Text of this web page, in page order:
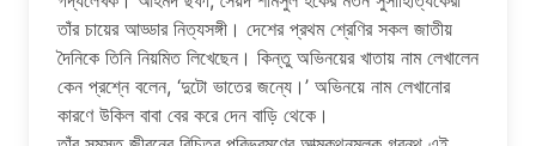
তাঁর চায়ের আড্ডার নিত্যসঙ্গী। দেশের প্রথম শ্রেণির সকল জাতীয়
দৈনিকে তিনি নিয়মিত লিখেছেন। কিন্তু অভিনয়ের খাতায় নাম লেখালেন
কেন প্রশ্নে বলেন, ‘দুটো ভাতের জন্যে।’ অভিনয়ে নাম লেখানোর
কারণে উকিল বাবা বের করে দেন বাড়ি থেকে।